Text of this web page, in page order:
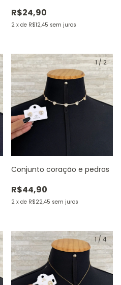
R$24,90
2 x de R$12,45 sem juros
1/2
Conjunto coração e pedras
R$44,90
2 x de R$22,45 sem juros
1/4